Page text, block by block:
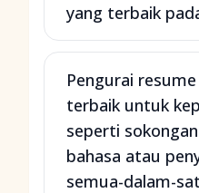
yang terbaik
Pengurai
terbaik untuk
seperti
bahasa atau
semua-dalam-